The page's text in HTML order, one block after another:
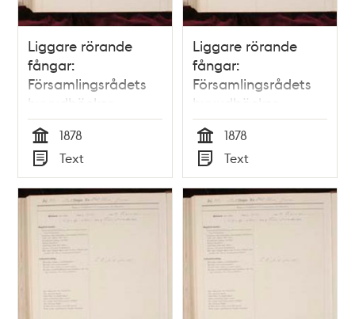
Liggare rörande
fångar:
Församlingsrådets
huvudböcker
(biografiböcker),
volym 14
Tid
1878
Typ
Text
Liggare rörande
fångar:
Församlingsrådets
huvudböcker
(biografiböcker),
volym 15
Tid
1878
Typ
Text